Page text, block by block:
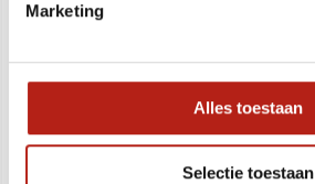
Marketing
Alles toestaan
Selectie toestaan